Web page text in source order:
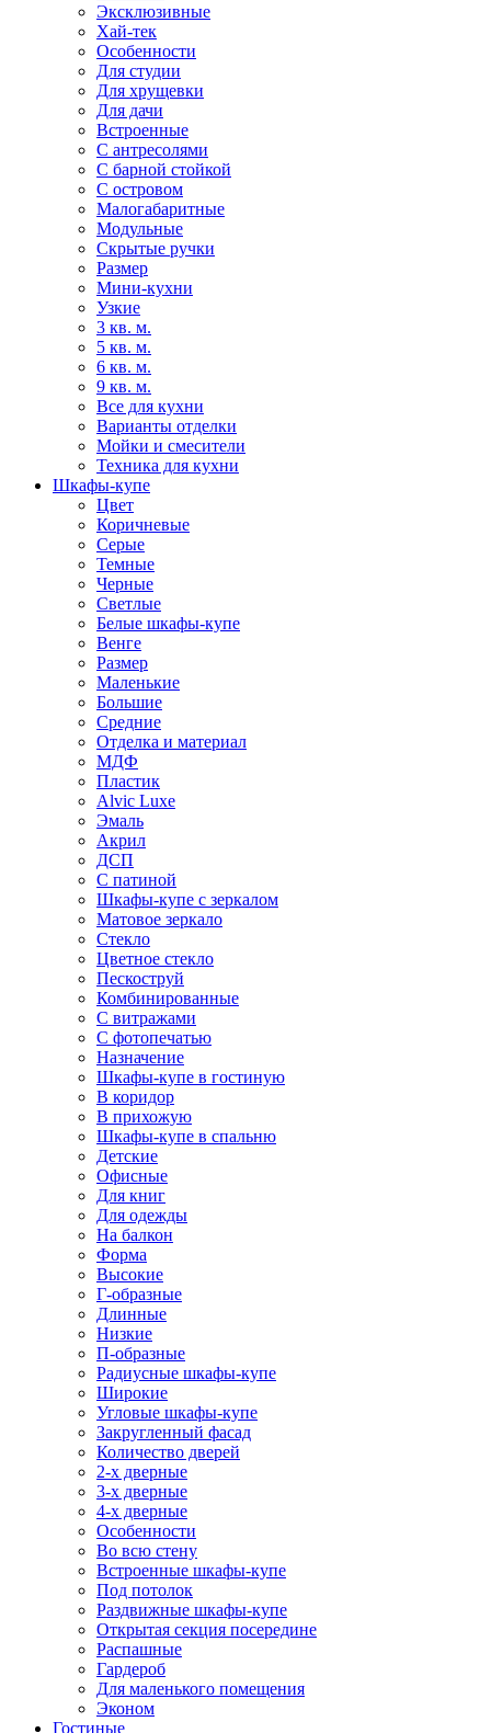
Эксклюзивные
Хай-тек
Особенности
Для студии
Для хрущевки
Для дачи
Встроенные
С антресолями
С барной стойкой
С островом
Малогабаритные
Модульные
Скрытые ручки
Размер
Мини-кухни
Узкие
3 кв. м.
5 кв. м.
6 кв. м.
9 кв. м.
Все для кухни
Варианты отделки
Мойки и смесители
Техника для кухни
Шкафы-купе
Цвет
Коричневые
Серые
Темные
Черные
Светлые
Белые шкафы-купе
Венге
Размер
Маленькие
Большие
Средние
Отделка и материал
МДФ
Пластик
Alvic Luxe
Эмаль
Акрил
ДСП
С патиной
Шкафы-купе с зеркалом
Матовое зеркало
Стекло
Цветное стекло
Пескоструй
Комбинированные
С витражами
С фотопечатью
Назначение
Шкафы-купе в гостиную
В коридор
В прихожую
Шкафы-купе в спальню
Детские
Офисные
Для книг
Для одежды
На балкон
Форма
Высокие
Г-образные
Длинные
Низкие
П-образные
Радиусные шкафы-купе
Широкие
Угловые шкафы-купе
Закругленный фасад
Количество дверей
2-х дверные
3-х дверные
4-х дверные
Особенности
Во всю стену
Встроенные шкафы-купе
Под потолок
Раздвижные шкафы-купе
Открытая секция посередине
Распашные
Гардероб
Для маленького помещения
Эконом
Гостиные